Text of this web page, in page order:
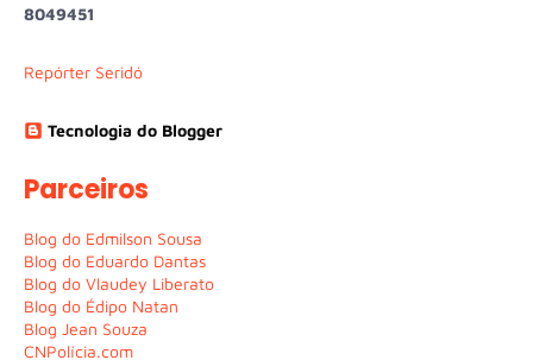
8049451
Repórter Seridó
Tecnologia do Blogger
Parceiros
Blog do Edmilson Sousa
Blog do Eduardo Dantas
Blog do Vlaudey Liberato
Blog do Édipo Natan
Blog Jean Souza
CNPolícia.com